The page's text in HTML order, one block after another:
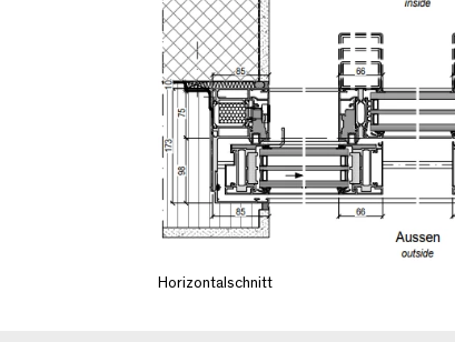
Horizontalschnitt